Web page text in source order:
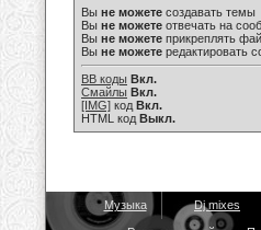
Вы не можете создавать темы
Вы не можете отвечать на
Вы не можете прикреплять
Вы не можете редактировать
BB коды Вкл.
Смайлы Вкл.
[IMG] код Вкл.
HTML код Выкл.
Музыка Dj mixes